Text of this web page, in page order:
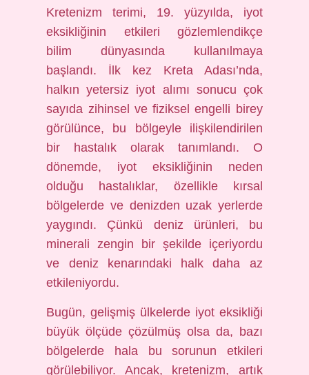
Kretenizm terimi, 19. yüzyılda, iyot
eksikliğinin etkileri gözlemlendikçe
bilim dünyasında kullanılmaya
başlandı. İlk kez Kreta Adası’nda,
halkın yetersiz iyot alımı sonucu çok
sayıda zihinsel ve fiziksel engelli birey
görülünce, bu bölgeyle ilişkilendirilen
bir hastalık olarak tanımlandı. O
dönemde, iyot eksikliğinin neden
olduğu hastalıklar, özellikle kırsal
bölgelerde ve denizden uzak yerlerde
yaygındı. Çünkü deniz ürünleri, bu
minerali zengin bir şekilde içeriyordu
ve deniz kenarındaki halk daha az
etkileniyordu.
Bugün, gelişmiş ülkelerde iyot eksikliği
büyük ölçüde çözülmüş olsa da, bazı
bölgelerde hala bu sorunun etkileri
görülebiliyor. Ancak, kretenizm, artık